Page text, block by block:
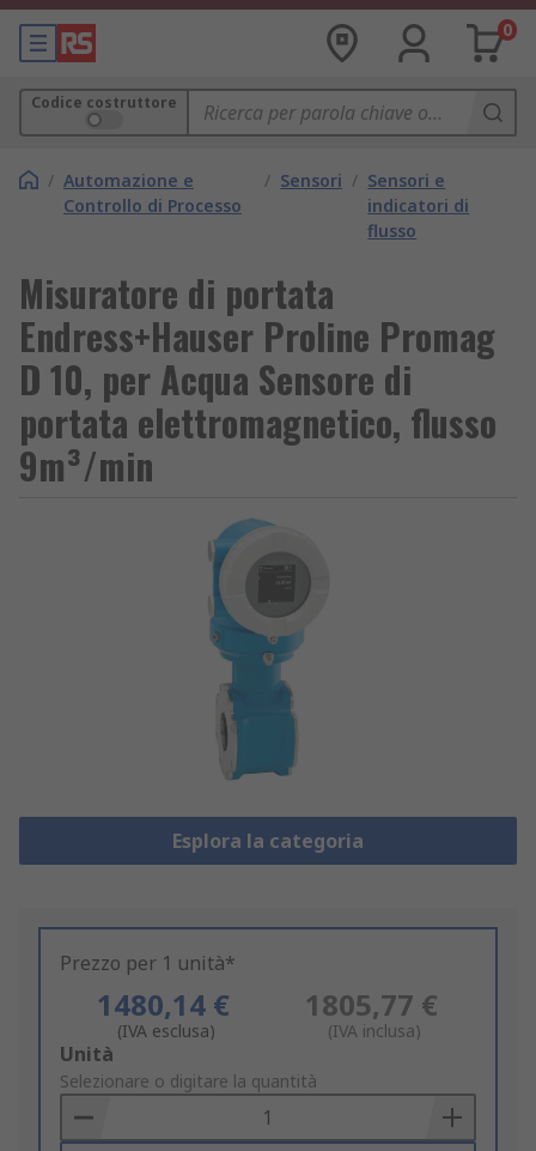
0
Codice costruttore
/ Automazione e
Controllo di Processo
/ Sensori / Sensori e
indicatori di
flusso
Misuratore di portata
Endress+Hauser Proline Promag
D 10, per Acqua Sensore di
portata elettromagnetico, flusso
9m³/min
Esplora la categoria
Prezzo per 1 unità*
1480,14 €
(IVA esclusa)
1805,77 €
(IVA inclusa)
Add
to
Basket
Unità
Selezionare o digitare la quantità